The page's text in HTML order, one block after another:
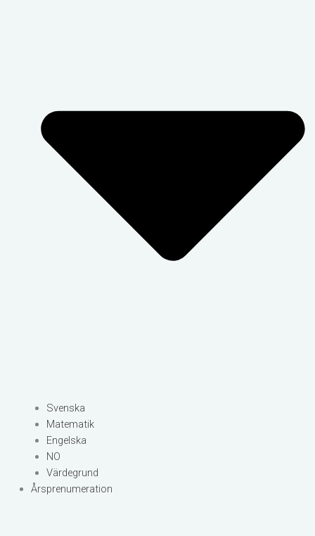
Svenska
Matematik
Engelska
NO
Värdegrund
Årsprenumeration